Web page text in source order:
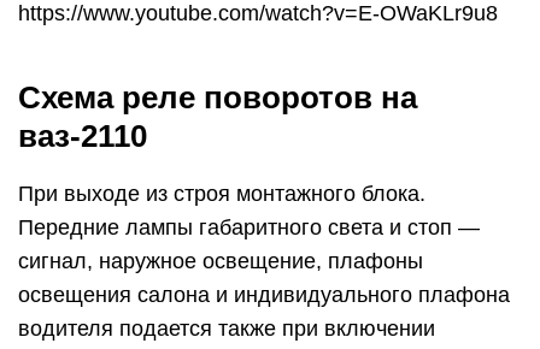
https://www.youtube.com/watch?v=E-OWaKLr9u8
Схема реле поворотов на
ваз-2110
При выходе из строя монтажного блока.
Передние лампы габаритного света и стоп —
сигнал, наружное освещение, плафоны
освещения салона и индивидуального плафона
водителя подается также при включении